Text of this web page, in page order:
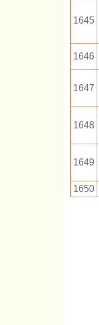
1645
1646
1647
1648
1649
1650